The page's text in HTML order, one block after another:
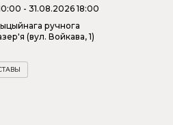
- 31.08.2026 18:00
ручнога
(вул. Войкава, 1)